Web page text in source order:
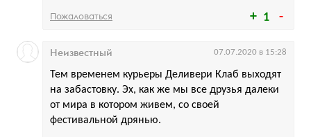
1
Пожаловаться
Тем временем курьеры Деливери Клаб выходят
на забастовку. Эх, как же мы все друзья далеки
от мира в котором живем, со своей
фестивальной дрянью.
Неизвестный 07.07.2020 в 15:28